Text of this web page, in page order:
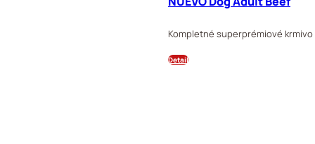
Kompletné superprémiové
Detail